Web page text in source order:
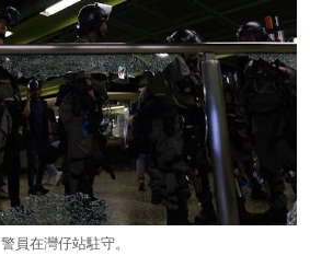
警員在灣仔站駐守。